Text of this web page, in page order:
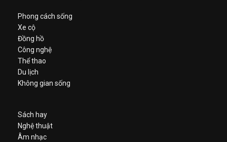
Phong cách sống
Xe cộ
Đồng hồ
Công nghệ
Thể thao
Du lịch
Không gian sống
Sách hay
Nghệ thuật
Âm nhạc